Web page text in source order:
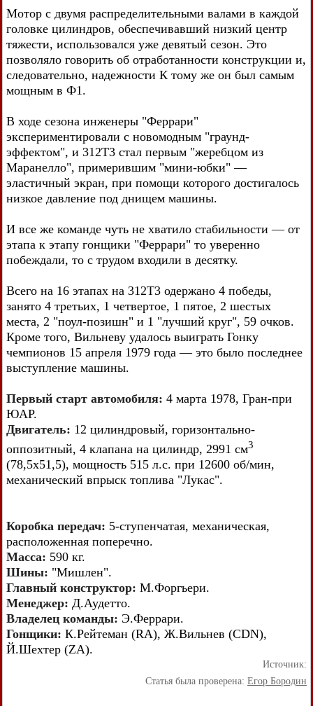
Мотор с двумя распределительными валами в каждой
головке цилиндров, обеспечивавший низкий центр
тяжести, использовался уже девятый сезон. Это
позволяло говорить об отработанности конструкции и,
следовательно, надежности К тому же он был самым
мощным в Ф1.
В ходе сезона инженеры "Феррари"
экспериментировали с новомодным "граунд-
эффектом", и 312T3 стал первым "жеребцом из
Маранелло", примерившим "мини-юбки" —
эластичный экран, при помощи которого достигалось
низкое давление под днищем машины.
И все же команде чуть не хватило стабильности — от
этапа к этапу гонщики "Феррари" то уверенно
побеждали, то с трудом входили в десятку.
Всего на 16 этапах на 312T3 одержано 4 победы,
занято 4 третьих, 1 четвертое, 1 пятое, 2 шестых
места, 2 "поул-позишн" и 1 "лучший круг", 59 очков.
Кроме того, Вильневу удалось выиграть Гонку
чемпионов 15 апреля 1979 года — это было последнее
выступление машины.
Первый старт автомобиля: 4 марта 1978, Гран-при
ЮАР.
Двигатель: 12 цилиндровый, горизонтально-
оппозитный, 4 клапана на цилиндр, 2991 см3
(78,5x51,5), мощность 515 л.с. при 12600 об/мин,
механический впрыск топлива "Лукас".
Коробка передач: 5-ступенчатая, механическая,
расположенная поперечно.
Масса: 590 кг.
Шины: "Мишлен".
Главный конструктор: М.Форгьери.
Менеджер: Д.Аудетто.
Владелец команды: Э.Феррари.
Гонщики: К.Рейтеман (RA), Ж.Вильнев (CDN),
Й.Шехтер (ZA).
Источник:
Статья была проверена: Егор Бородин